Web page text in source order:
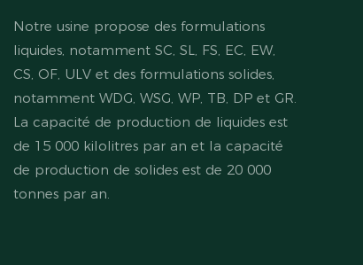
Notre usine propose des formulations
liquides, notamment SC, SL, FS, EC, EW,
CS, OF, ULV et des formulations solides,
notamment WDG, WSG, WP, TB, DP et GR.
La capacité de production de liquides est
de 15 000 kilolitres par an et la capacité
de production de solides est de 20 000
tonnes par an.